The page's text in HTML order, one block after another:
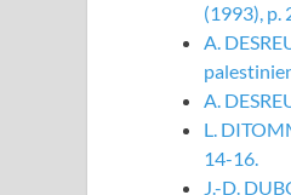
(1993), p.
A.
A.
L.
14-16.
J.-D.